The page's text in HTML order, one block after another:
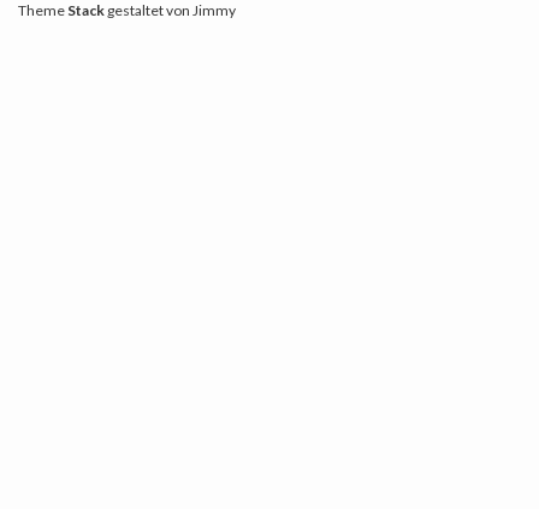
Theme Stack gestaltet von Jimmy